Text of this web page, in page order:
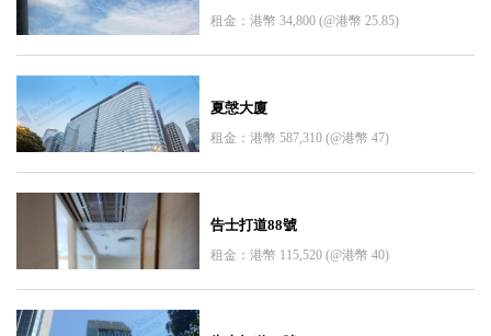
租金：港幣 34,800 (@港幣 25.85)
夏愨大廈
租金：港幣 587,310 (@港幣 47)
告士打道88號
租金：港幣 115,520 (@港幣 40)